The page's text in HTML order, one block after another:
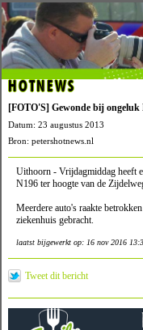
HOTNEWS
[FOTO'S] Gewonde bij
Datum: 23 augustus 2013
Bron: petershotnews.nl
Uithoorn - Vrijdagmiddag heeft
N196 ter hoogte van de
Meerdere auto's raakte
ziekenhuis gebracht.
laatst bijgewerkt op: 16 nov 2016
Tweet dit bericht